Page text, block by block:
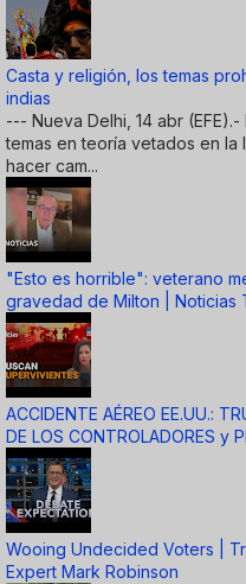
Casta y religión, los temas
indias
--- Nueva Delhi, 14 abr
temas en teoría vetados en la
hacer cam...
"Esto es horrible": veterano
gravedad de Milton | Noticias
ACCIDENTE AÉREO EE.UU.:
DE LOS CONTROLADORES y
Wooing Undecided Voters |
Expert Mark Robinson